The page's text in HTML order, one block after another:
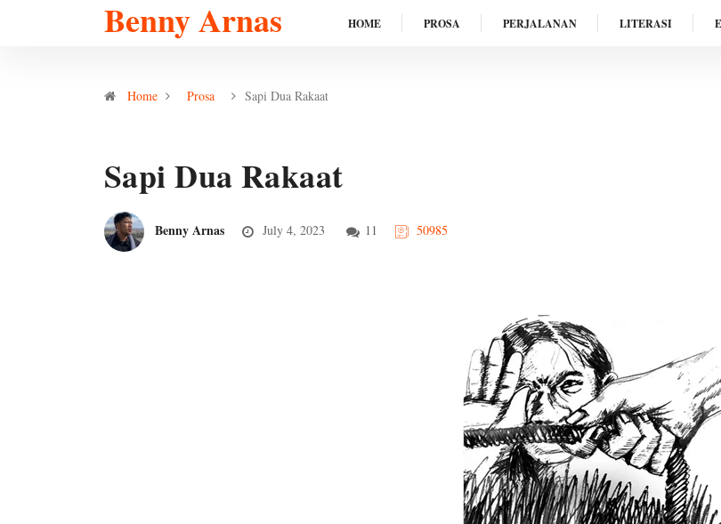
Benny Arnas HOME PROSA PERJALANAN LITERASI
Home Prosa Sapi Dua Rakaat
Sapi Dua Rakaat
Benny Arnas July 4, 2023 11 50985